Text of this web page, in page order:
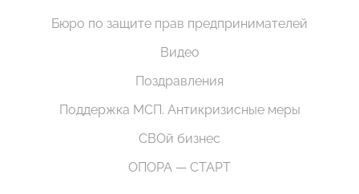
Бюро по защите прав предпринимателей
Видео
Поздравления
Поддержка МСП. Антикризисные меры
СВОй бизнес
ОПОРА — СТАРТ